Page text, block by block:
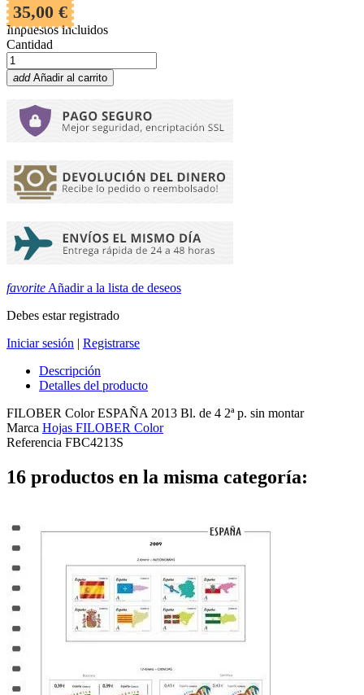
35,00 €
Impuestos incluidos
Cantidad
add Añadir al carrito
favorite Añadir a la lista de deseos
Debes estar registrado
Iniciar sesión | Registrarse
Descripción
Detalles del producto
FILOBER Color ESPAÑA 2013 Bl. de 4 2ª p. sin montar
Marca Hojas FILOBER Color
Referencia FBC4213S
16 productos en la misma categoría: